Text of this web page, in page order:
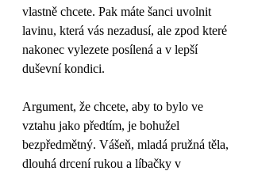
vlastně chcete. Pak máte šanci uvolnit
lavinu, která vás nezadusí, ale zpod které
nakonec vylezete posílená a v lepší
duševní kondici.
Argument, že chcete, aby to bylo ve
vztahu jako předtím, je bohužel
bezpředmětný. Vášeň, mladá pružná těla,
dlouhá drcení rukou a líbačky v